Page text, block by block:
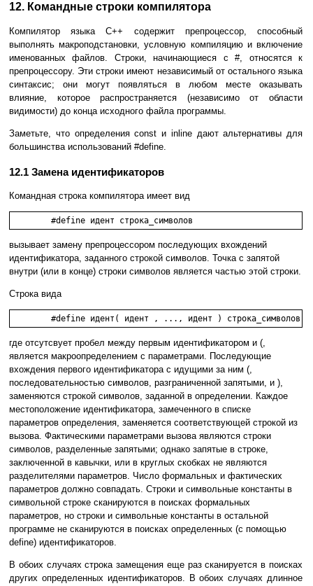
12. Командные строки компилятора
Компилятор языка C++ содержит препроцессор, способный
выполнять макроподстановки, условную компиляцию и включение
именованных файлов. Строки, начинающиеся с #, относятся к
препроцессору. Эти строки имеют независимый от остального языка
синтаксис; они могут появляться в любом месте оказывать
влияние, которое распространяется (независимо от области
видимости) до конца исходного файла программы.
Заметьте, что определения const и inline дают альтернативы для
большинства использований #define.
12.1 Замена идентификаторов
Командная строка компилятора имеет вид
вызывает замену препроцессором последующих вхождений
идентификатора, заданного строкой символов. Точка с запятой
внутри (или в конце) строки символов является частью этой строки.
Строка вида
где отсутсвует пробел между первым идентификатором и (,
является макроопределением с параметрами. Последующие
вхождения первого идентификатора с идущими за ним (,
последовательностью символов, разграниченной запятыми, и ),
заменяются строкой символов, заданной в определении. Каждое
местоположение идентификатора, замеченного в списке
параметров определения, заменяется соответствующей строкой из
вызова. Фактическими параметрами вызова являются строки
символов, разделенные запятыми; однако запятые в строке,
заключенной в кавычки, или в круглых скобках не являются
разделителями параметров. Число формальных и фактических
параметров должно совпадать. Строки и символьные константы в
символьной строке сканируются в поисках формальных
параметров, но строки и символьные константы в остальной
программе не сканируются в поисках определенных (с помощью
define) идентификаторов.
В обоих случаях строка замещения еще раз сканируется в поисках
других определенных идентификаторов. В обоих случаях длинное